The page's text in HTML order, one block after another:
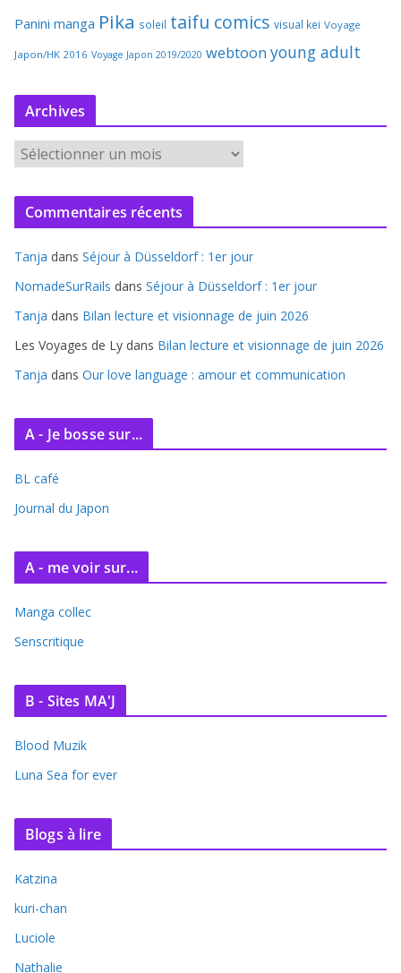
Panini manga Pika soleil taifu comics visual kei Voyage
Japon/HK 2016 Voyage Japon 2019/2020 webtoon young adult
Archives
c
v
e
s
Commentaires récents
Tanja dans Séjour à Düsseldorf : 1er jour
NomadeSurRails dans Séjour à Düsseldorf : 1er jour
Tanja dans Bilan lecture et visionnage de juin 2026
Les Voyages de Ly dans Bilan lecture et visionnage de juin 2026
Tanja dans Our love language : amour et communication
A - Je bosse sur...
BL café
Journal du Japon
A - me voir sur...
Manga collec
Senscritique
B - Sites MA'J
Blood Muzik
Luna Sea for ever
Blogs à lire
Katzina
kuri-chan
Luciole
Nathalie